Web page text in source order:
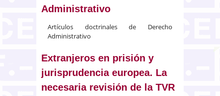
Administrativo
Artículos doctrinales de Derecho
Administrativo
Extranjeros en prisión y
jurisprudencia europea. La
necesaria revisión de la TVR